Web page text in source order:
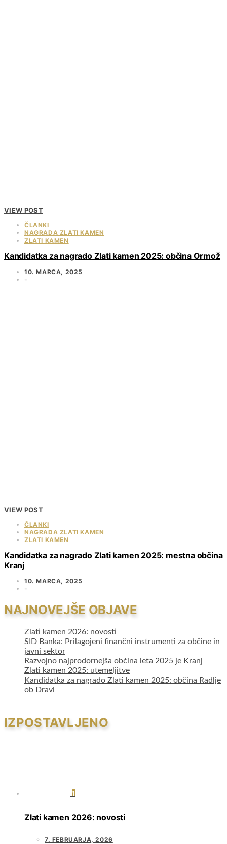
VIEW POST
ČLANKI
NAGRADA ZLATI KAMEN
ZLATI KAMEN
Kandidatka za nagrado Zlati kamen 2025: občina Ormož
10. MARCA, 2025
VIEW POST
ČLANKI
NAGRADA ZLATI KAMEN
ZLATI KAMEN
Kandidatka za nagrado Zlati kamen 2025: mestna občina
Kranj
10. MARCA, 2025
NAJNOVEJŠE OBJAVE
Zlati kamen 2026: novosti
SID Banka: Prilagojeni finančni instrumenti za občine in
javni sektor
Razvojno najprodornejša občina leta 2025 je Kranj
Zlati kamen 2025: utemeljitve
Kandidatka za nagrado Zlati kamen 2025: občina Radlje
ob Dravi
IZPOSTAVLJENO
1
Zlati kamen 2026: novosti
7. FEBRUARJA, 2026